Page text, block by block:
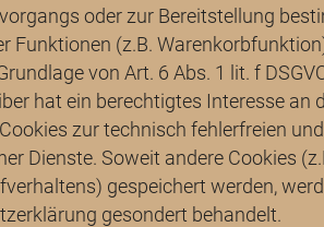
oder zur Bereitstellung
Funktionen (z.B.
von Art. 6 Abs. 1 lit. f
hat ein berechtigtes Interesse an
zur technisch fehlerfreien
Dienste. Soweit andere Cookies
gespeichert werden,
gesondert behandelt.